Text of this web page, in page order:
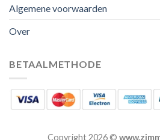
Algemene voorwaarden
Over
BETAALMETHODE
Copyright 2026 ©